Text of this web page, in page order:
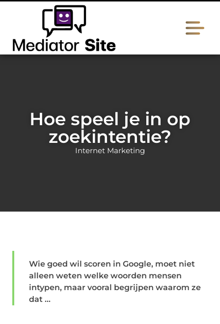
Hoe speel je in op
zoekintentie?
Internet Marketing
Wie goed wil scoren in Google, moet niet
alleen weten welke woorden mensen
intypen, maar vooral begrijpen waarom ze
dat ...